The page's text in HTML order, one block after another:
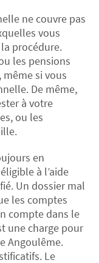
ne couvre pas
vous
procédure.
les pensions
si vous
De même,
à votre
ou les
en
à l’aide
Un dossier mal
les comptes
compte dans le
une charge pour
Angoulême.
Le